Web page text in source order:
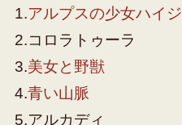
1.アルプスの少女ハイジ
2.コロラトゥーラ
3.美女と野獣
4.青い山脈
5.アルカディ